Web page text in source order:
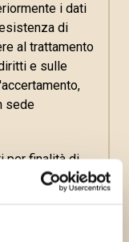
i dati
di
al trattamento
e sulle
sede
per finalità di
diritto di opporsi
misura in cui